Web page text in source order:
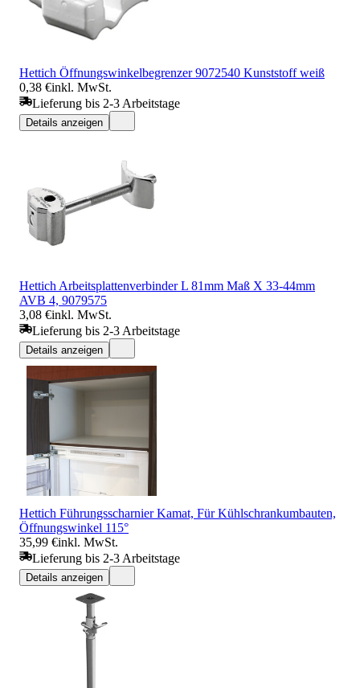
Hettich Öffnungswinkelbegrenzer 9072540 Kunststoff weiß
0,38 €inkl. MwSt.
Lieferung bis 2-3 Arbeitstage
Details anzeigen
Hettich Arbeitsplattenverbinder L 81mm Maß X 33-44mm
AVB 4, 9079575
3,08 €inkl. MwSt.
Lieferung bis 2-3 Arbeitstage
Details anzeigen
Hettich Führungsscharnier Kamat, Für Kühlschrankumbauten,
Öffnungswinkel 115°
35,99 €inkl. MwSt.
Lieferung bis 2-3 Arbeitstage
Details anzeigen